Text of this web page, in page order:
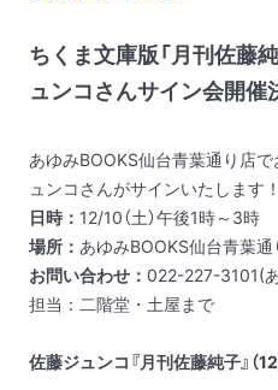
ちくま文庫版「月刊佐藤
ュンコさんサイン会開催
あゆみBOOKS仙台青葉通り店
ュンコさんがサインいたします！
日時： 12/10（土）午後1時～3時
場所： あゆみBOOKS仙台青葉通
お問い合わせ： 022-227-3101(
担当：二階堂・土屋まで
佐藤ジュンコ『月刊佐藤純子』（